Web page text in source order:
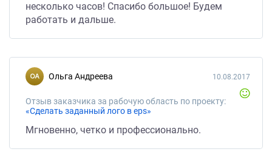
несколько часов! Спасибо большое! Будем
работать и дальше.
Ольга Андреева
Отзыв заказчика за рабочую область по проекту:
«Сделать заданный лого в eps»
10.08.2017
Мгновенно, четко и профессионально.